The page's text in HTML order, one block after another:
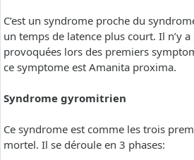
C’est un syndrome proche du
un temps de latence plus court. Il n’y
provoquées lors des premiers
ce symptome est Amanita proxima.
Syndrome gyromitrien
Ce syndrome est comme les trois
mortel. Il se déroule en 3 phases: